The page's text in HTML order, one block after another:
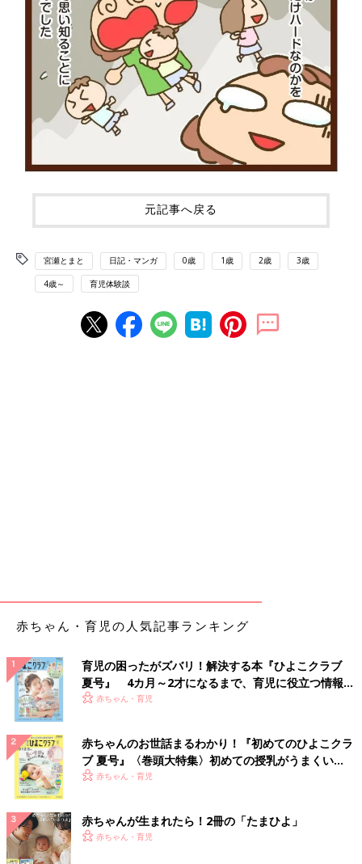
元記事へ戻る
宮瀬とまと 日記・マンガ 0歳 1歳 2歳 3歳
4歳～ 育児体験談
赤ちゃん・育児の人気記事ランキング
育児の困ったがズバリ！解決する本『ひよこクラブ
夏号』 4カ月～2才になるまで、育児に役立つ情報が
いっぱい！
赤ちゃん・育児
赤ちゃんのお世話まるわかり！『初めてのひよこクラ
ブ 夏号』〈巻頭大特集〉初めての授乳がうまくい
く！ おっぱい・ミルクの基本と夏のトラブル 解決テ
赤ちゃん・育児
赤ちゃんが生まれたら！2冊の「たまひよ」
赤ちゃん・育児